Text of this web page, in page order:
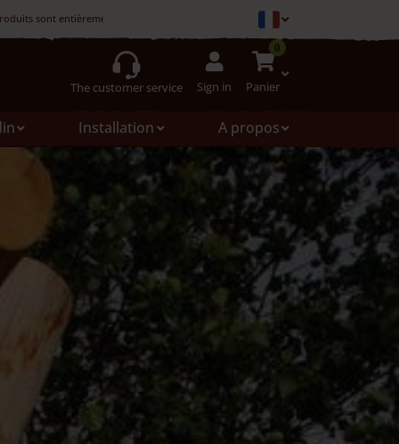
sont entièrement fabriqués en France.
The customer service Sign in
0
Panier
Installation
A propos